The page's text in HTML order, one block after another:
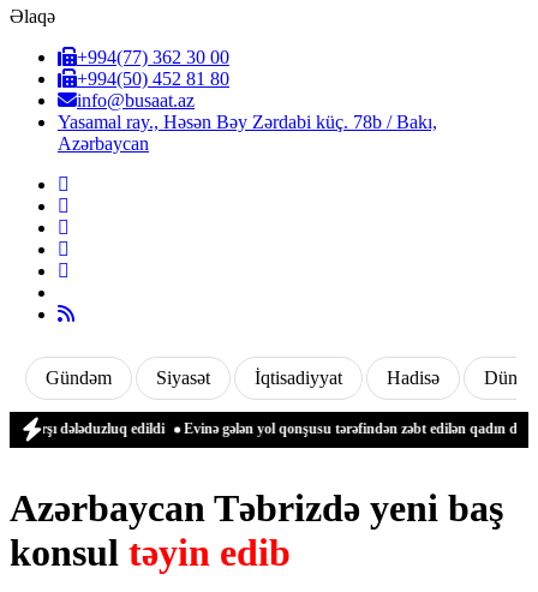
Əlaqə
+994(77) 362 30 00
+994(50) 452 81 80
info@busaat.az
Yasamal ray., Həsən Bəy Zərdabi küç. 78b / Bakı,
Azərbaycan
Gündəm Siyasət İqtisadiyyat Hadisə Dünya
dələduzluq edildi Evinə gələn yol qonşusu tərəfindən zəbt edilən qadın danışdı
Azərbaycan Təbrizdə yeni baş
konsul təyin edib